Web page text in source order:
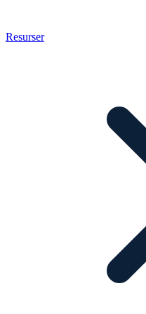
Resurser